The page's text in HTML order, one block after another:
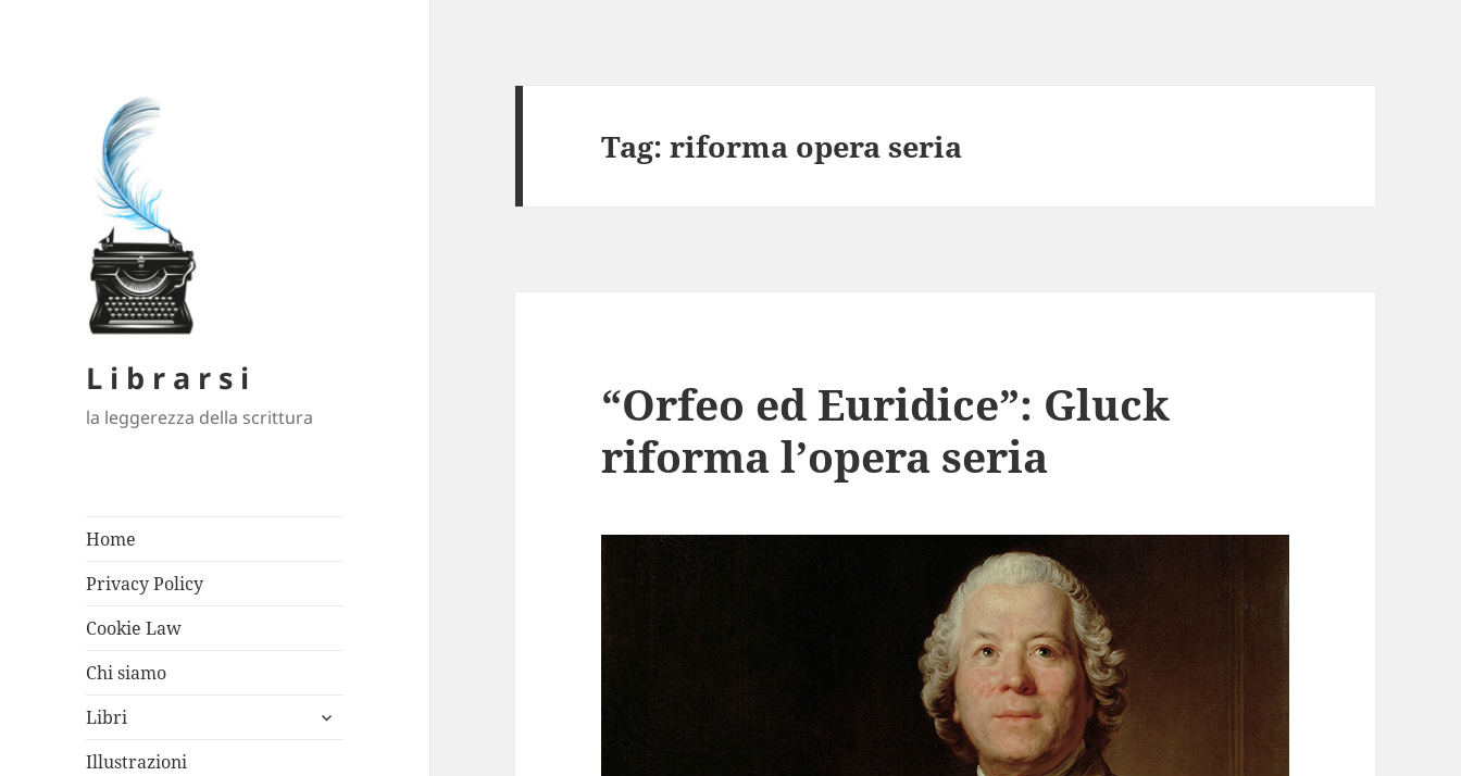
L i b r a r s i
la leggerezza della scrittura
Home
Privacy Policy
Cookie Law
Chi siamo
Libri
apri
Illustrazioni
Tag:riforma opera seria
“Orfeo ed Euridice”: Gluck
riforma l’opera seria